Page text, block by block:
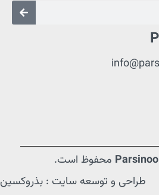
Parsinoo محفوظ است.
طراحی و توسعه سایت : بذروکسین